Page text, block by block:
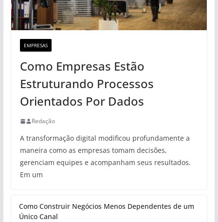
EMPRESAS
Como Empresas Estão
Estruturando Processos
Orientados Por Dados
Redação
A transformação digital modificou profundamente a
maneira como as empresas tomam decisões,
gerenciam equipes e acompanham seus resultados.
Em um
Como Construir Negócios Menos Dependentes de um
Único Canal